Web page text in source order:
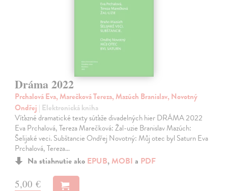
Dráma 2022
Prchalová Eva, Marečková Tereza, Mazúch Branislav, Novotný
Ondřej | Elektronická kniha
Víťazné dramatické texty súťaže divadelných hier DRÁMA 2022
Eva Prchalová, Tereza Marečková: Žal-uzie Branislav Mazúch:
Šelijaké veci. Subštancie Ondřej Novotný: Můj otec byl Saturn Eva
Prchalová, Tereza…
Na stiahnutie ako EPUB, MOBI a PDF
5,00 €